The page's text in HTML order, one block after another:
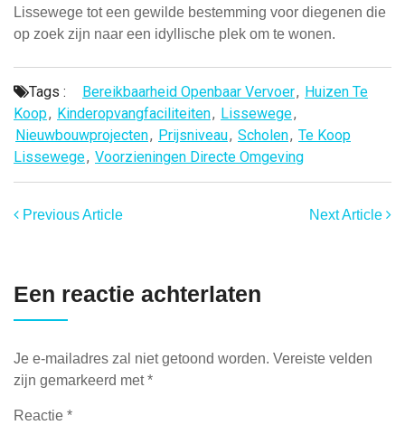
Lissewege tot een gewilde bestemming voor diegenen die
op zoek zijn naar een idyllische plek om te wonen.
Tags : Bereikbaarheid Openbaar Vervoer, Huizen Te
Koop, Kinderopvangfaciliteiten, Lissewege,
Nieuwbouwprojecten, Prijsniveau, Scholen, Te Koop
Lissewege, Voorzieningen Directe Omgeving
Previous Article Next Article
Een reactie achterlaten
Je e-mailadres zal niet getoond worden. Vereiste velden
zijn gemarkeerd met*
Reactie *